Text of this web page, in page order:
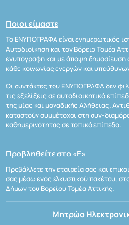
Ποιοι είμαστε
Το ΕΝΥΠΟΓΡΑΦΑ είναι ενημερωτικός
Αυτοδιοίκηση και τον Βόρειο Τομέα
ενυπόγραφη και με άποψη δημοσίευση
κάθε κοινωνίας ενεργών και
Οι συντάκτες του ΕΝΥΠΟΓΡΑΦΑ δεν
τις εξελίξεις σε αυτοδιοικητικό
της μίας και μοναδικής Αλήθειας.
καταστούν συμμέτοχοι στη συν-
καθημερινότητας σε τοπικό επίπεδο.
Προβληθείτε στο «Ε»
Προβάλλετε την εταιρεία σας και
σας μέσω ενός ελκυστικού πακέτου,
Δήμων του Βορείου Τομέα Αττικής.
Μητρώο